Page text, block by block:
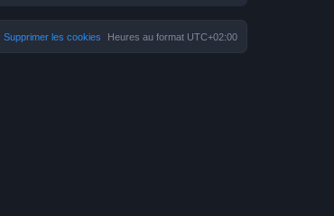
Heures au format UTC+02:00
Supprimer les cookies